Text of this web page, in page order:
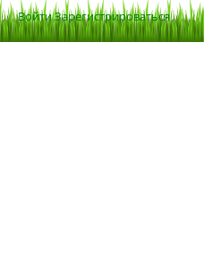
ВойтиЗарегистрироваться